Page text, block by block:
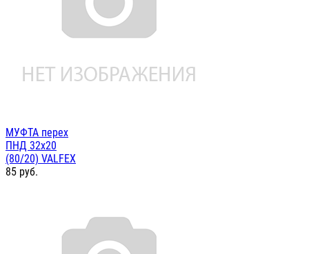
МУФТА перех
ПНД 32х20
(80/20) VALFEX
85 руб.